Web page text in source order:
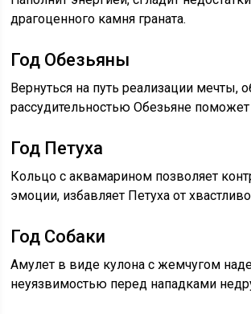
драгоценного камня граната.
Год Обезьяны
Вернуться на путь реализации мечты,
рассудительностью Обезьяне поможет
Год Петуха
Кольцо с аквамарином позволяет
эмоции, избавляет Петуха от
Год Собаки
Амулет в виде кулона с жемчугом
неуязвимостью перед нападками